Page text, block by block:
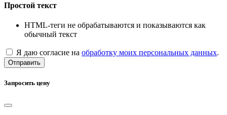
Простой текст
HTML-теги не обрабатываются и показываются как
обычный текст
Я даю согласие на обработку моих персональных данных.
Отправить
Запросить цену